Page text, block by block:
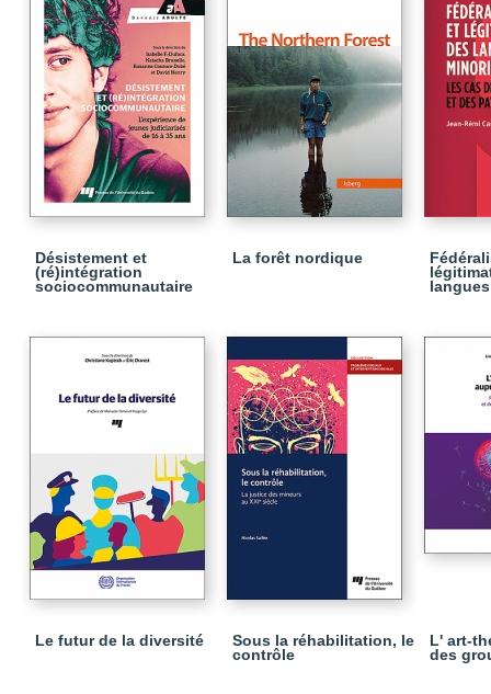
Désistement et
(ré)intégration
sociocommunautaire
La forêt nordique
Le futur de la diversité
Sous la réhabilitation, le
contrôle
L' art-
des